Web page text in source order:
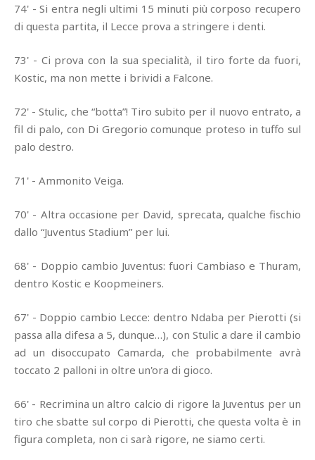
74' - Si entra negli ultimi 15 minuti più corposo recupero
di questa partita, il Lecce prova a stringere i denti.
73' - Ci prova con la sua specialità, il tiro forte da fuori,
Kostic, ma non mette i brividi a Falcone.
72' - Stulic, che “botta”! Tiro subito per il nuovo entrato, a
fil di palo, con Di Gregorio comunque proteso in tuffo sul
palo destro.
71' - Ammonito Veiga.
70' - Altra occasione per David, sprecata, qualche fischio
dallo “Juventus Stadium” per lui.
68' - Doppio cambio Juventus: fuori Cambiaso e Thuram,
dentro Kostic e Koopmeiners.
67' - Doppio cambio Lecce: dentro Ndaba per Pierotti (si
passa alla difesa a 5, dunque…), con Stulic a dare il cambio
ad un disoccupato Camarda, che probabilmente avrà
toccato 2 palloni in oltre un'ora di gioco.
66' - Recrimina un altro calcio di rigore la Juventus per un
tiro che sbatte sul corpo di Pierotti, che questa volta è in
figura completa, non ci sarà rigore, ne siamo certi.